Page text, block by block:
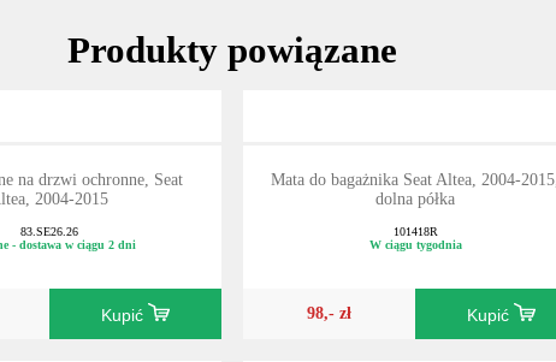
Produkty powiązane
na drzwi ochronne, Seat
2004-2015
83.SE26.26
- dostawa w ciągu 2 dni
Kupić
Mata do bagażnika Seat Altea, 2004-2015,
dolna półka
101418R
W ciągu tygodnia
98,- zł Kupić